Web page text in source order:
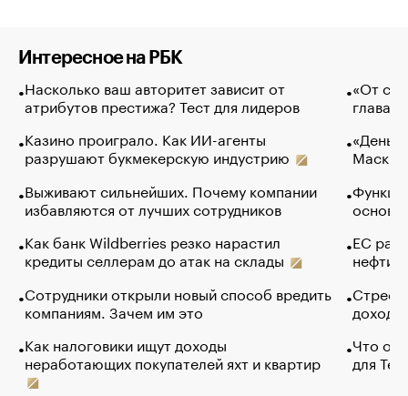
Интересное на РБК
Насколько ваш авторитет зависит от
атрибутов престижа? Тест для лидеров
Казино проиграло. Как ИИ-агенты
разрушают букмекерскую индустрию
Выживают сильнейших. Почему компании
избавляются от лучших сотрудников
Как банк Wildberries резко нарастил
кредиты селлерам до атак на склады
Сотрудники открыли новый способ вредить
компаниям. Зачем им это
Как налоговики ищут доходы
неработающих покупателей яхт и квартир
«От
глава
Маск в
основ
ЕС
нефти
Что
для